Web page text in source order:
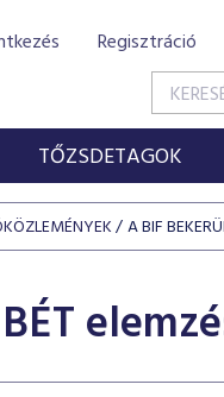
Regisztráció
TŐZSDETAGOK
A BIF